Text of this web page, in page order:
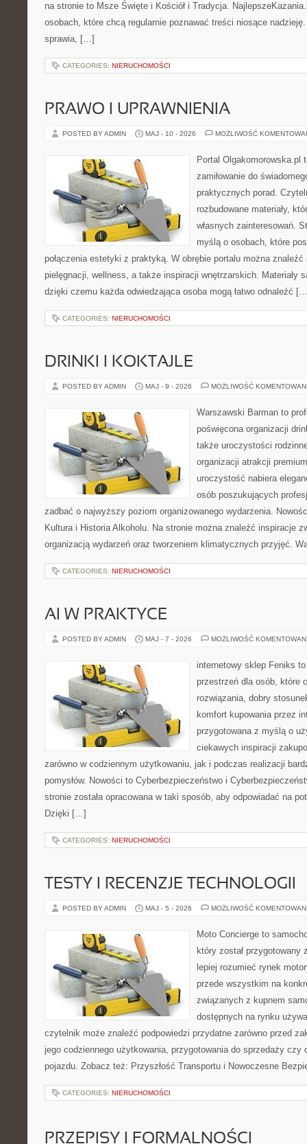
na stronie to Msze Święte i Kościół i Tradycja.
osobach, które chcą regularnie poznawać treści niosące nadzieję.
sprawia, […]
CATEGORIES: NIERUCHOMOŚCI
PRAWO I UPRAWNIENIA
POSTED BY ADMIN MAJ - 10 - 2026 MOŻLIWOŚĆ
Portal Olgakomorowska.pl
zamiłowanie do
praktycznych porad.
rozbudowane materiały,
własnych zainteresowań.
myślą o osobach, które
połączenia estetyki z praktyką. W obrębie portalu można
pielęgnacji, wellness, a także inspiracji wnętrzarskich. Materiały
dzięki czemu każda odwiedzająca osoba mogą łatwo odnaleźć
CATEGORIES: NIERUCHOMOŚCI
DRINKI I KOKTAJLE
POSTED BY ADMIN MAJ - 9 - 2026 MOŻLIWOŚĆ
Warszawski Barman to
poświęcona organizacji
także uroczystości
organizacji atrakcji
uroczystość nabiera
osób poszukujących
zadbać o najwyższy poziom organizowanego wydarzenia.
Kultura i Historia Alkoholu. Na stronie można znaleźć inspiracje
organizacją wydarzeń oraz tworzeniem klimatycznych przyjęć.
CATEGORIES: NIERUCHOMOŚCI
AI W PRAKTYCE
POSTED BY ADMIN MAJ - 7 - 2026 MOŻLIWOŚĆ
internetowy sklep Feniks
przestrzeń dla osób, które
rozwiązania, dobry
komfort kupowania przez
przygotowana z myślą o
ciekawych inspiracji
zarówno w codziennym użytkowaniu, jak i podczas realizacji
pomysłów. Nowości to Cyberbezpieczeństwo i
stronie została opracowana w taki sposób, aby odpowiadać na
Dzięki […]
CATEGORIES: NIERUCHOMOŚCI
TESTY I RECENZJE TECHNOLOGII
POSTED BY ADMIN MAJ - 5 - 2026 MOŻLIWOŚĆ
Moto Concierge to
który został
lepiej rozumieć rynek
przede wszystkim na
związanych z kupnem
dostępnych na rynku
czytelnik może znaleźć podpowiedzi przydatne zarówno przed
jego codziennego użytkowania, przygotowania do sprzedaży czy
pojazdu. Zobacz też: Przyszłość Transportu i Nowoczesne
CATEGORIES: NIERUCHOMOŚCI
PRZEPISY I FORMALNOŚCI